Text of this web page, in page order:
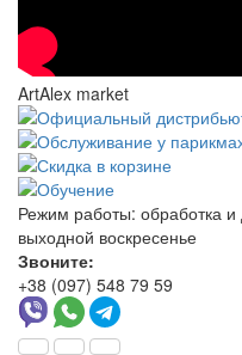
ArtAlex market
Режим работы: обработка и
выходной воскресенье
Звоните:
+38 (097) 548 79 59